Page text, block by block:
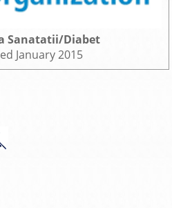
Sanatatii/Diabet
January 2015